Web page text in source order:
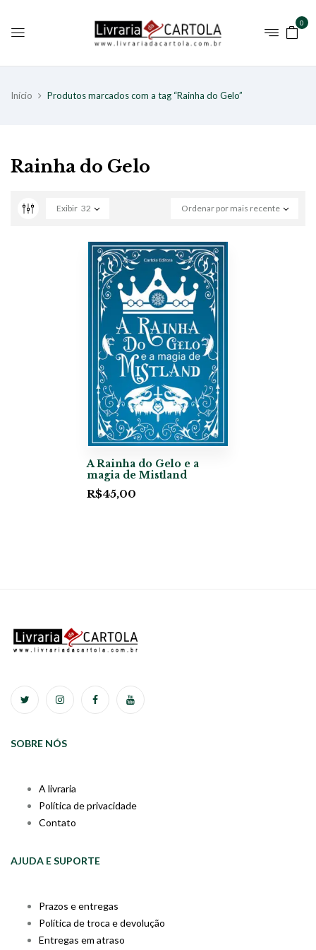
0
Início Produtos marcados com a tag “Rainha do Gelo”
Rainha do Gelo
Ordenar por mais recente
Exibir 32
A Rainha do Gelo e a
magia de Mistland
R$45,00
SOBRE NÓS
A livraria
Política de privacidade
Contato
AJUDA E SUPORTE
Prazos e entregas
Política de troca e devolução
Entregas em atraso